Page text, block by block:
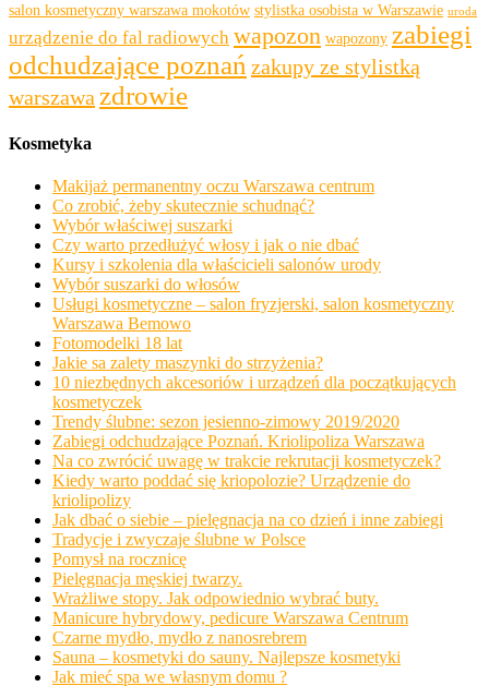
salon kosmetyczny warszawa mokotów stylistka osobista w Warszawie uroda
urządzenie do fal radiowych wapozon wapozony zabiegi
odchudzające poznań zakupy ze stylistką
warszawa zdrowie
Kosmetyka
Makijaż permanentny oczu Warszawa centrum
Co zrobić, żeby skutecznie schudnąć?
Wybór właściwej suszarki
Czy warto przedłużyć włosy i jak o nie dbać
Kursy i szkolenia dla właścicieli salonów urody
Wybór suszarki do włosów
Usługi kosmetyczne – salon fryzjerski, salon kosmetyczny
Warszawa Bemowo
Fotomodelki 18 lat
Jakie sa zalety maszynki do strzyżenia?
10 niezbędnych akcesoriów i urządzeń dla początkujących
kosmetyczek
Trendy ślubne: sezon jesienno-zimowy 2019/2020
Zabiegi odchudzające Poznań. Kriolipoliza Warszawa
Na co zwrócić uwagę w trakcie rekrutacji kosmetyczek?
Kiedy warto poddać się kriopolozie? Urządzenie do
kriolipolizy
Jak dbać o siebie – pielęgnacja na co dzień i inne zabiegi
Tradycje i zwyczaje ślubne w Polsce
Pomysł na rocznicę
Pielęgnacja męskiej twarzy.
Wrażliwe stopy. Jak odpowiednio wybrać buty.
Manicure hybrydowy, pedicure Warszawa Centrum
Czarne mydło, mydło z nanosrebrem
Sauna – kosmetyki do sauny. Najlepsze kosmetyki
Jak mieć spa we własnym domu ?